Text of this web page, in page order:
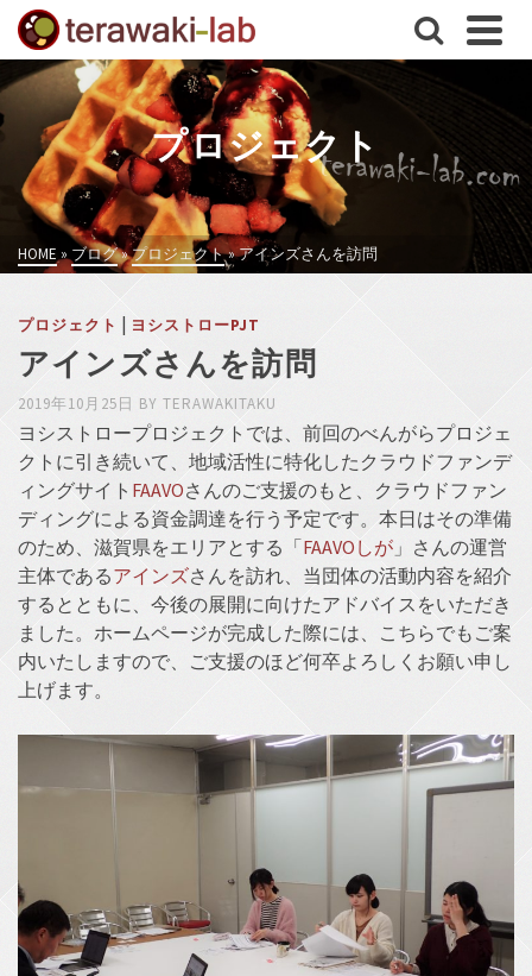
プロジェクト
HOME » ブログ»プロジェクト»アインズさんを訪問
プロジェクト | ヨシストローPJT
アインズさんを訪問
2019年10月25日 BY TERAWAKITAKU
ヨシストロープロジェクトでは、前回のべんがらプロジェ
クトに引き続いて、地域活性に特化したクラウドファンデ
ィングサイト FAAVOさんのご支援のもと、クラウドファン
ディングによる資金調達を行う予定です。本日はその準備
のため、滋賀県をエリアとする「FAAVOしが 」さんの運営
主体であるアインズさんを訪れ、当団体の活動内容を紹介
するとともに、今後の展開に向けたアドバイスをいただき
ました。ホームページが完成した際には、こちらでもご案
内いたしますので、ご支援のほど何卒よろしくお願い申し
上げます。